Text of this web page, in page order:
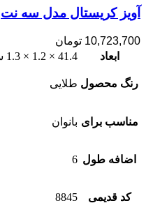
آویز کریستال مدل سه نت
10,723,700 تومان
ابعاد
41.4 × 1.2 × 1.3 سانتیمتر
رنگ محصول طلایی
مناسب برای بانوان
اضافه طول 6
کد قدیمی 8845